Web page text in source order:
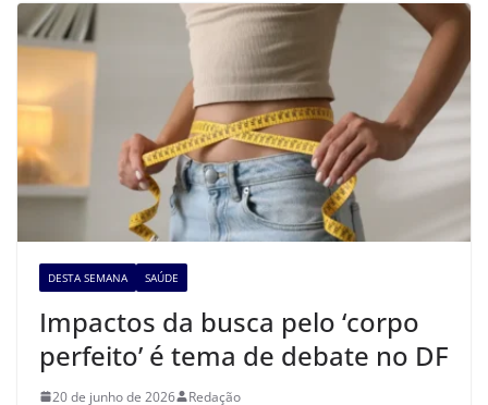
DESTA SEMANA SAÚDE
Impactos da busca pelo ‘corpo
perfeito’ é tema de debate no DF
20 de junho de 2026 Redação